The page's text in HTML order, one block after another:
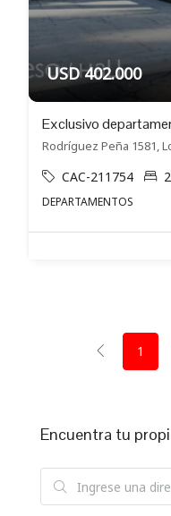
USD 402.000
Rodríguez Peña 1581,
CAC-211754 2
DEPARTAMENTOS
1
Encuentra tu